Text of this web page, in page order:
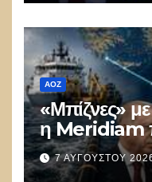
ΑΟΖ
«Μπίζνες»
η Meridiam
ξεμπλοκάρει
7 ΑΥΓΟΎΣΤΟΥ